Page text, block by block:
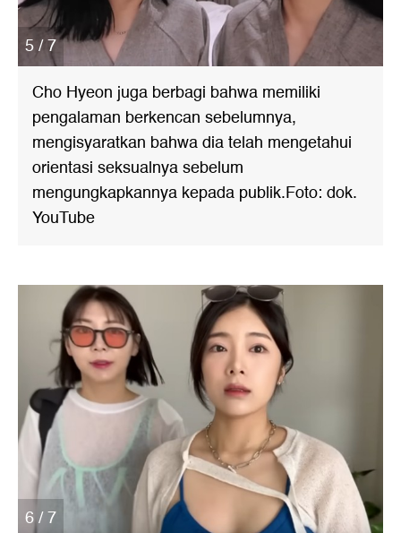
5 / 7
Cho Hyeon juga berbagi bahwa memiliki
pengalaman berkencan sebelumnya,
mengisyaratkan bahwa dia telah mengetahui
orientasi seksualnya sebelum
mengungkapkannya kepada publik.Foto: dok.
YouTube
6 / 7